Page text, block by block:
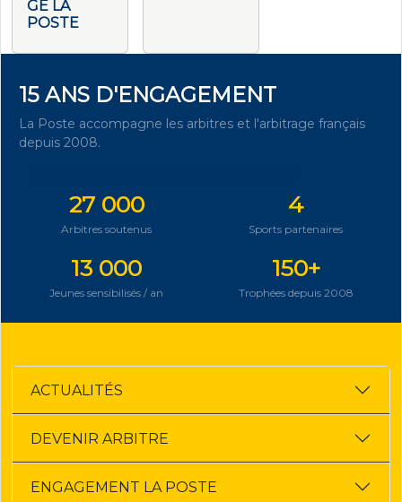
GE LA
POSTE
15 ANS D'ENGAGEMENT
La Poste accompagne les arbitres et l'arbitrage français
depuis 2008.
27 000
Arbitres soutenus
4
Sports partenaires
13 000
Jeunes sensibilisés / an
150+
Trophées depuis 2008
ACTUALITÉS
DEVENIR ARBITRE
ENGAGEMENT LA POSTE